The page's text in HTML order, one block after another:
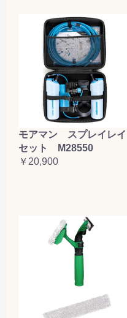
モアマン スプレイレイ
セット M28550
￥20,900